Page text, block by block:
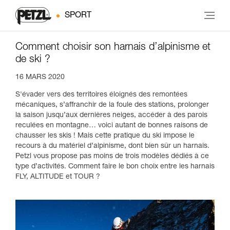
SPORT
Comment choisir son harnais d’alpinisme et
de ski ?
16 MARS 2020
S'évader vers des territoires éloignés des remontées
mécaniques, s’affranchir de la foule des stations, prolonger
la saison jusqu’aux dernières neiges, accéder à des parois
reculées en montagne… voici autant de bonnes raisons de
chausser les skis ! Mais cette pratique du ski impose le
recours à du matériel d’alpinisme, dont bien sûr un harnais.
Petzl vous propose pas moins de trois modèles dédiés à ce
type d’activités. Comment faire le bon choix entre les harnais
FLY, ALTITUDE et TOUR ?